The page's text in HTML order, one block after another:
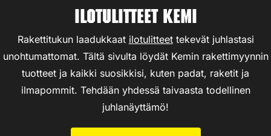
Ilotulitteet Kemi
Rakettitukun laadukkaat ilotulitteettekevät juhlastasi
unohtumattomat. Tältä sivulta löydät Kemin rakettimyynnin
tuotteet ja kaikki suosikkisi, kuten padat, raketit ja
ilmapommit. Tehdään yhdessä taivaasta todellinen
juhlanäyttämö!